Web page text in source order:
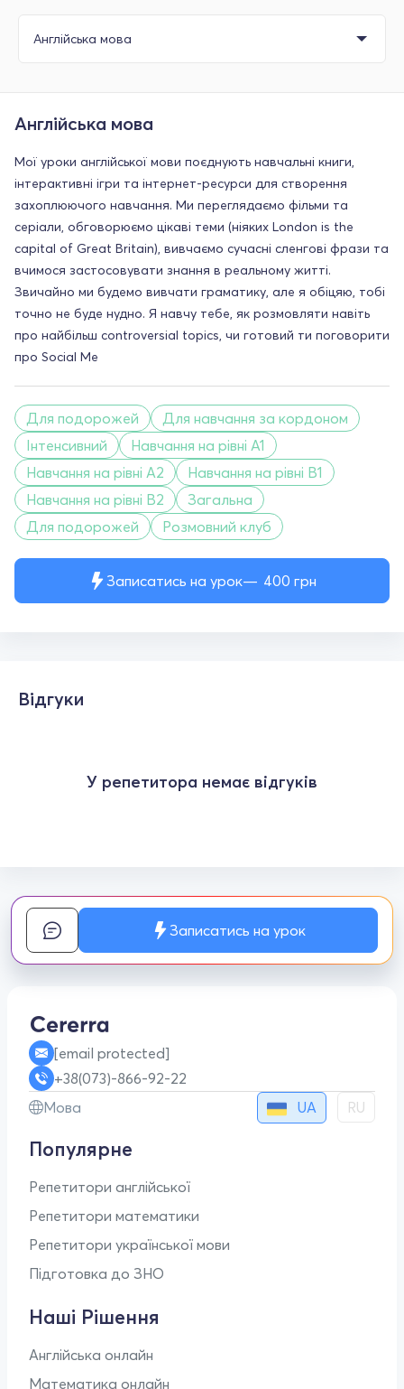
Записатись на урок 400 грн
Англійська мова
Мої уроки англійської мови поєднують навчальні книги,
інтерактивні ігри та інтернет-ресурси для створення
захоплюючого навчання. Ми переглядаємо фільми та
серіали, обговорюємо цікаві теми (ніяких London is the
capital of Great Britain), вивчаємо сучасні сленгові фрази та
вчимося застосовувати знання в реальному житті.
Звичайно ми будемо вивчати граматику, але я обіцяю, тобі
точно не буде нудно. Я навчу тебе, як розмовляти навіть
про найбільш controversial topics, чи готовий ти поговорити
про Social Me
Для подорожей
Для навчання за кордоном
Інтенсивний
Навчання на рівні A1
Навчання на рівні A2
Навчання на рівні B1
Навчання на рівні B2
Загальна
Для подорожей
Розмовний клуб
Відгуки
У репетитора немає відгуків
Записатись на урок
[email protected]
+38(073)-866-92-22
Мова
UA RU
Популярне
Репетитори англійської
Репетитори математики
Репетитори української мови
Підготовка до ЗНО
Наші Рішення
Англійська онлайн
Математика онлайн